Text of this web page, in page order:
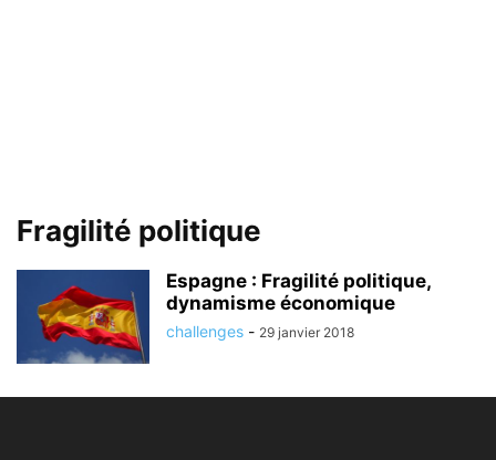
Fragilité politique
Espagne : Fragilité politique,
dynamisme économique
challenges - 29 janvier 2018